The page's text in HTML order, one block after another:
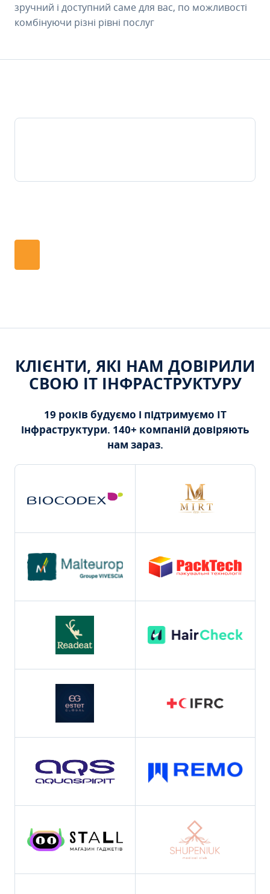
зручний і доступний саме для вас, по можливості
комбінуючи різні рівні послуг
КЛІЄНТИ, ЯКІ НАМ ДОВІРИЛИ
СВОЮ ІТ ІНФРАСТРУКТУРУ
19 років будуємо і підтримуємо ІТ
інфраструктури. 140+ компаній довіряють
нам зараз.